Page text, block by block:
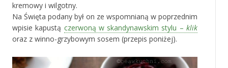
kremowy i wilgotny.
Na Święta podany był on ze wspomnianą w poprzednim
wpisie kapustą czerwoną w skandynawskim stylu –klik
oraz z winno-grzybowym sosem (przepis poniżej).